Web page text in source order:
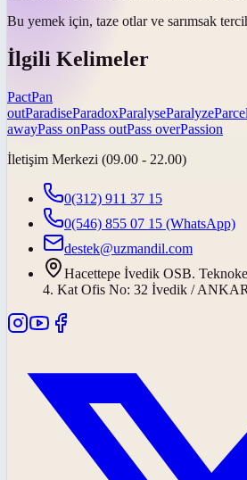
Bu yemek için, taze otlar ve sarımsak
İlgili Kelimeler
PactPan
outParadiseParadoxParalyseParalyzeParcel
awayPass onPass outPass overPassion
İletişim Merkezi (09.00 - 22.00)
0(312) 911 37 15
0(546) 855 07 15 (WhatsApp)
destek@uzmandil.com
Hacettepe İvedik OSB.
4. Kat Ofis No: 32 İvedik /